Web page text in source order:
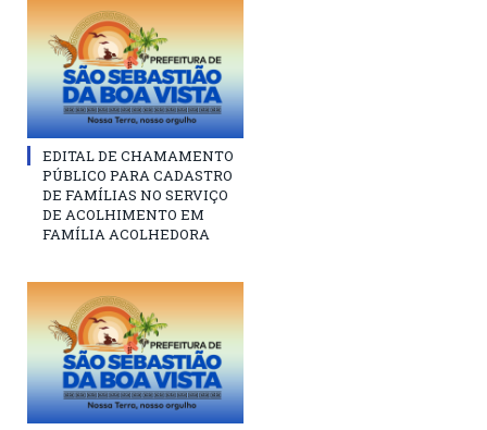
EDITAL DE CHAMAMENTO
PÚBLICO PARA CADASTRO
DE FAMÍLIAS NO SERVIÇO
DE ACOLHIMENTO EM
FAMÍLIA ACOLHEDORA